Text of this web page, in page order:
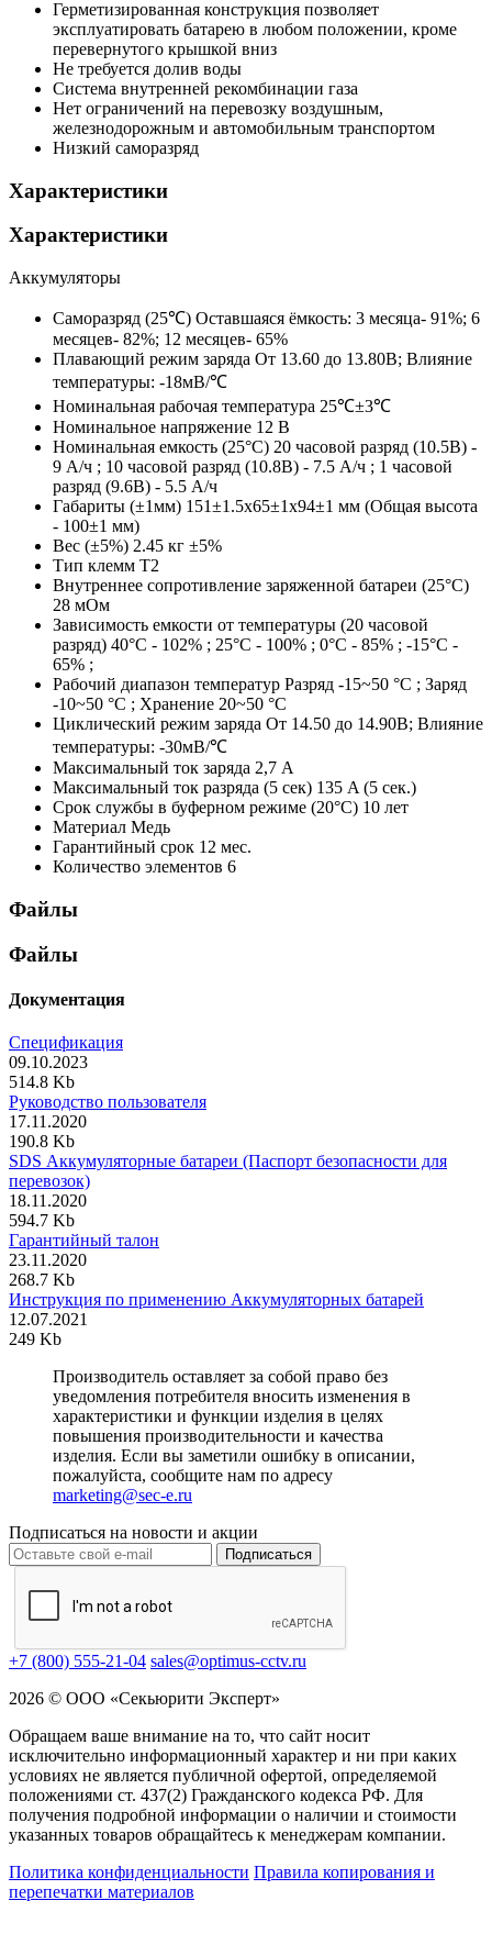
Герметизированная конструкция позволяет
эксплуатировать батарею в любом положении, кроме
перевернутого крышкой вниз
Не требуется долив воды
Система внутренней рекомбинации газа
Нет ограничений на перевозку воздушным,
железнодорожным и автомобильным транспортом
Низкий саморазряд
Характеристики
Характеристики
Аккумуляторы
Саморазряд (25℃) Оставшаяся ёмкость: 3 месяца- 91%; 6
месяцев- 82%; 12 месяцев- 65%
Плавающий режим заряда От 13.60 до 13.80В; Влияние
температуры: -18мВ/℃
Номинальная рабочая температура 25℃±3℃
Номинальное напряжение 12 B
Номинальная емкость (25°С) 20 часовой разряд (10.5В) -
9 А/ч ; 10 часовой разряд (10.8В) - 7.5 А/ч ; 1 часовой
разряд (9.6В) - 5.5 А/ч
Габариты (±1мм) 151±1.5x65±1x94±1 мм (Общая высота
- 100±1 мм)
Вес (±5%) 2.45 кг ±5%
Тип клемм T2
Внутреннее сопротивление заряженной батареи (25°С)
28 мОм
Зависимость емкости от температуры (20 часовой
разряд) 40°С - 102% ; 25°С - 100% ; 0°С - 85% ; -15°С -
65% ;
Рабочий диапазон температур Разряд -15~50 °С ; Заряд
-10~50 °С ; Хранение 20~50 °С
Циклический режим заряда От 14.50 до 14.90В; Влияние
температуры: -30мВ/℃
Максимальный ток заряда 2,7 A
Максимальный ток разряда (5 сек) 135 A (5 сек.)
Срок службы в буферном режиме (20°С) 10 лет
Материал Медь
Гарантийный срок 12 мес.
Количество элементов 6
Файлы
Файлы
Документация
Спецификация
09.10.2023
514.8 Kb
Руководство пользователя
17.11.2020
190.8 Kb
SDS Аккумуляторные батареи (Паспорт безопасности для
перевозок)
18.11.2020
594.7 Kb
Гарантийный талон
23.11.2020
268.7 Kb
Инструкция по применению Аккумуляторных батарей
12.07.2021
249 Kb
Производитель оставляет за собой право без
уведомления потребителя вносить изменения в
характеристики и функции изделия в целях
повышения производительности и качества
изделия. Если вы заметили ошибку в описании,
пожалуйста, сообщите нам по адресу
marketing@sec-e.ru
Подписаться на новости и акции
Подписаться
+7 (800) 555-21-04 sales@optimus-cctv.ru
2026 © ООО «Секьюрити Эксперт»
Обращаем ваше внимание на то, что сайт носит
исключительно информационный характер и ни при каких
условиях не является публичной офертой, определяемой
положениями ст. 437(2) Гражданского кодекса РФ. Для
получения подробной информации о наличии и стоимости
указанных товаров обращайтесь к менеджерам компании.
Политика конфиденциальности Правила копирования и
перепечатки материалов